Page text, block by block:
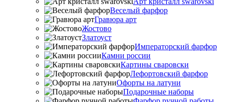
Веселый фарфор
Гравюра арт
Жостово
Златоуст
Императорский фарфор
Камни россии
Картины сваровски
Лефортовский фарфор
Офорты на латуни
Подарочные наборы